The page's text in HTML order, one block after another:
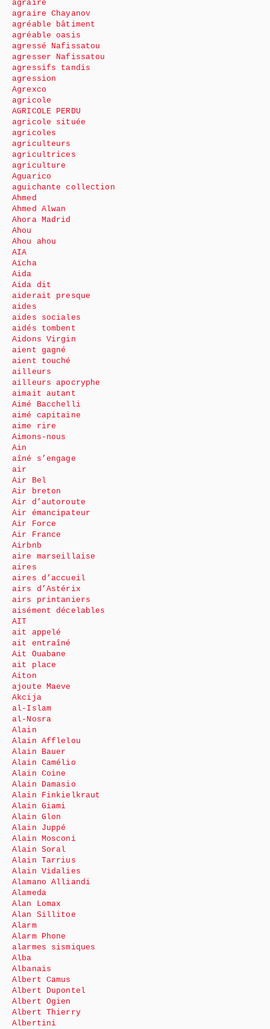
agraire
agraire Chayanov
agréable bâtiment
agréable oasis
agressé Nafissatou
agresser Nafissatou
agressifs tandis
agression
Agrexco
agricole
AGRICOLE PERDU
agricole située
agricoles
agriculteurs
agricultrices
agriculture
Aguarico
aguichante collection
Ahmed
Ahmed Alwan
Ahora Madrid
Ahou
Ahou ahou
AIA
Aïcha
Aida
Aida dit
aiderait presque
aides
aides sociales
aidés tombent
Aidons Virgin
aient gagné
aient touché
ailleurs
ailleurs apocryphe
aimait autant
Aimé Bacchelli
aimé capitaine
aime rire
Aimons-nous
Ain
aîné s’engage
air
Air Bel
Air breton
Air d’autoroute
Air émancipateur
Air Force
Air France
Airbnb
aire marseillaise
aires
aires d’accueil
airs d’Astérix
airs printaniers
aisément décelables
AIT
ait appelé
ait entraîné
Ait Ouabane
ait place
Aiton
ajoute Maeve
Akcija
al-Islam
al-Nosra
Alain
Alain Afflelou
Alain Bauer
Alain Camélio
Alain Coine
Alain Damasio
Alain Finkielkraut
Alain Giami
Alain Glon
Alain Juppé
Alain Mosconi
Alain Soral
Alain Tarrius
Alain Vidalies
Alamano Alliandi
Alameda
Alan Lomax
Alan Sillitoe
Alarm
Alarm Phone
alarmes sismiques
Alba
Albanais
Albert Camus
Albert Dupontel
Albert Ogien
Albert Thierry
Albertini